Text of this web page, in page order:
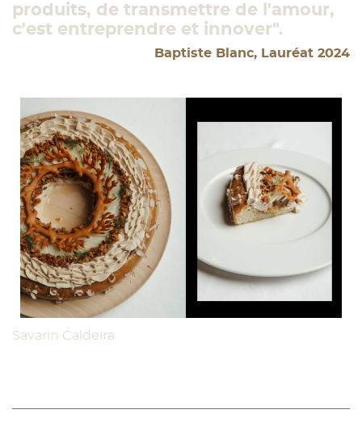
produits, de transmettre de l'amour,
c'est entreprendre et innover".
Baptiste Blanc, Lauréat 2024
Image
Savarin Caldeira